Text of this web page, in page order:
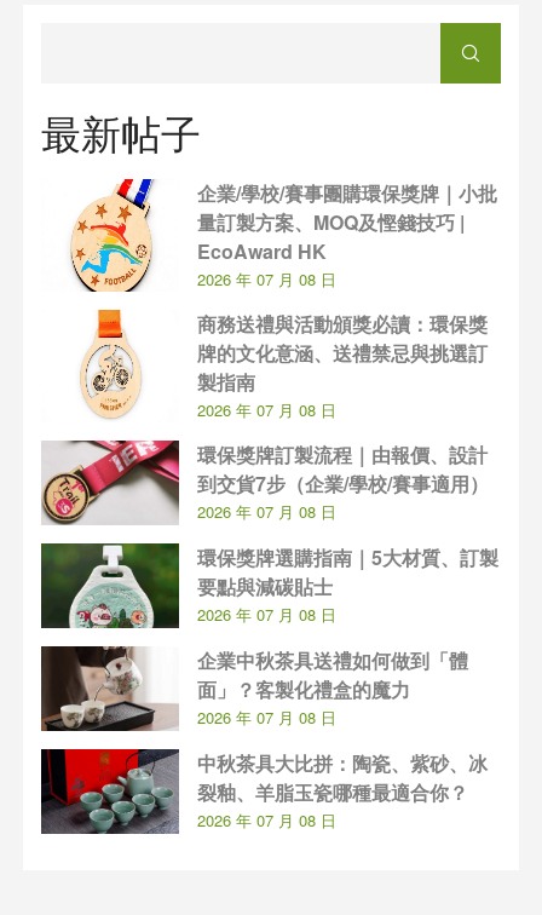
最新帖子
企業/學校/賽事團購環保獎牌｜小批
量訂製方案、MOQ及慳錢技巧 |
EcoAward HK
2026 年 07 月 08 日
商務送禮與活動頒獎必讀：環保獎
牌的文化意涵、送禮禁忌與挑選訂
製指南
2026 年 07 月 08 日
環保獎牌訂製流程｜由報價、設計
到交貨7步（企業/學校/賽事適用）
2026 年 07 月 08 日
環保獎牌選購指南｜5大材質、訂製
要點與減碳貼士
2026 年 07 月 08 日
企業中秋茶具送禮如何做到「體
面」？客製化禮盒的魔力
2026 年 07 月 08 日
中秋茶具大比拼：陶瓷、紫砂、冰
裂釉、羊脂玉瓷哪種最適合你？
2026 年 07 月 08 日